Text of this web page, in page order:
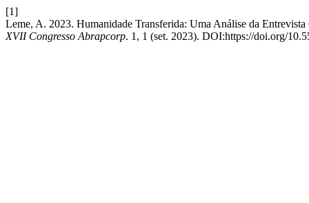
[1]
Leme, A. 2023. Humanidade Transferida: Uma Análise da
XVII Congresso Abrapcorp. 1, 1 (set. 2023). DOI:https://doi.org/